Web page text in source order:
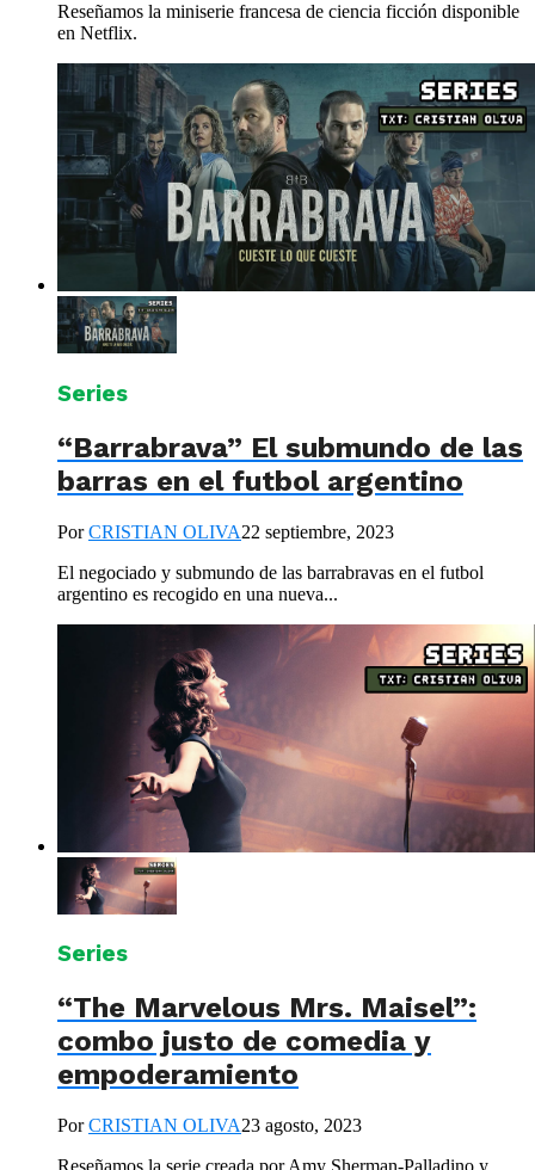
Reseñamos la miniserie francesa de ciencia ficción disponible
en Netflix.
Series
“Barrabrava” El submundo de las
barras en el futbol argentino
PorCRISTIAN OLIVA22 septiembre, 2023
El negociado y submundo de las barrabravas en el futbol
argentino es recogido en una nueva...
Series
“The Marvelous Mrs. Maisel”:
combo justo de comedia y
empoderamiento
PorCRISTIAN OLIVA23 agosto, 2023